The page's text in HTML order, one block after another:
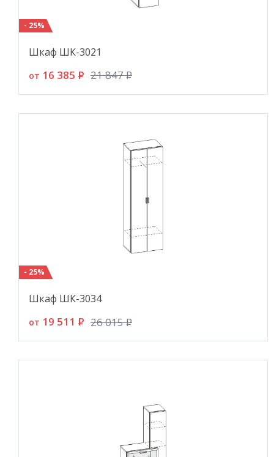
- 25%
Шкаф ШК-3021
от 16 385 P 21 847P
- 25%
Шкаф ШК-3034
от 19 511 P 26 015P